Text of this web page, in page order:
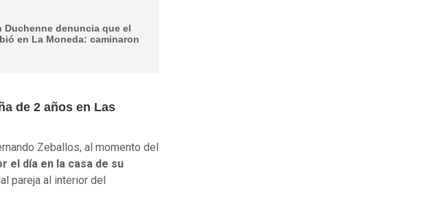
Duchenne denuncia que el
en La Moneda: caminaron
de 2 años en Las
Zeballos, al momento del
el día en la casa de su
pareja al interior del